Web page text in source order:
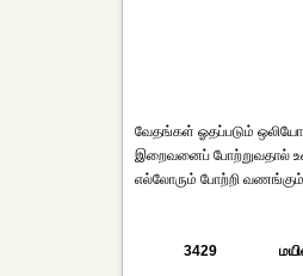
வேதங்கள் ஓதப்படும்
இறைவனைப் போற்றுவதால்
எல்லோரும் போற்றி
3429